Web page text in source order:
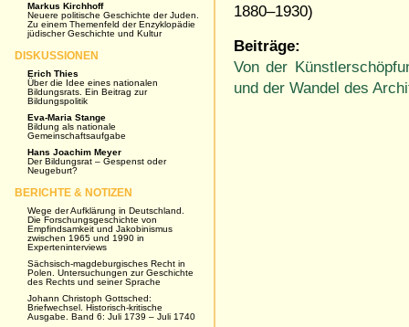
1880–1930)
Beiträge:
Von der
und der Wandel des
Markus Kirchhoff
Neuere politische Geschichte der Juden.
Zu einem Themenfeld der Enzyklopädie
jüdischer Geschichte und Kultur
DISKUSSIONEN
Erich Thies
Über die Idee eines nationalen
Bildungsrats. Ein Beitrag zur
Bildungspolitik
Eva-Maria Stange
Bildung als nationale
Gemeinschaftsaufgabe
Hans Joachim Meyer
Der Bildungsrat – Gespenst oder
Neugeburt?
BERICHTE & NOTIZEN
Wege der Aufklärung in Deutschland.
Die Forschungsgeschichte von
Empfindsamkeit und Jakobinismus
zwischen 1965 und 1990 in
Experteninterviews
Sächsisch-magdeburgisches Recht in
Polen. Untersuchungen zur Geschichte
des Rechts und seiner Sprache
Johann Christoph Gottsched:
Briefwechsel. Historisch-kritische
Ausgabe. Band 6: Juli 1739 – Juli 1740